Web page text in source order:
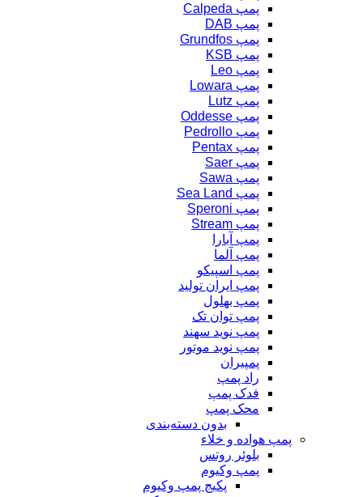
پمپ Calpeda
پمپ DAB
پمپ Grundfos
پمپ KSB
پمپ Leo
پمپ Lowara
پمپ Lutz
پمپ Oddesse
پمپ Pedrollo
پمپ Pentax
پمپ Saer
پمپ Sawa
پمپ Sea Land
پمپ Speroni
پمپ Stream
پمپ آبارا
پمپ آلما
پمپ اسپیکو
پمپ ایران تولید
پمپ بهلول
پمپ توان تک
پمپ نوید سهند
پمپ نوید موتور
پمپیران
راد پمپ
فدک پمپ
محک پمپ
بدون دسته‌بندی
پمپ هواده و خلاء
بلوئر روتس
پمپ وکیوم
پکیج پمپ وکیوم